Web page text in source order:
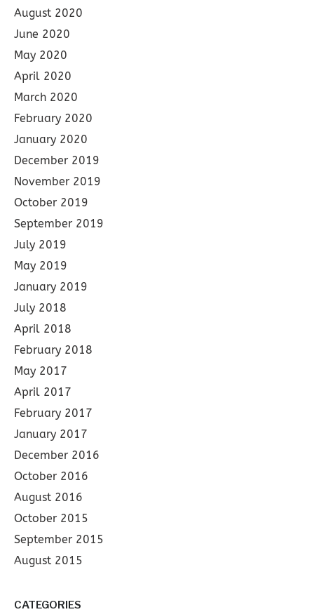
August 2020
June 2020
May 2020
April 2020
March 2020
February 2020
January 2020
December 2019
November 2019
October 2019
September 2019
July 2019
May 2019
January 2019
July 2018
April 2018
February 2018
May 2017
April 2017
February 2017
January 2017
December 2016
October 2016
August 2016
October 2015
September 2015
August 2015
CATEGORIES